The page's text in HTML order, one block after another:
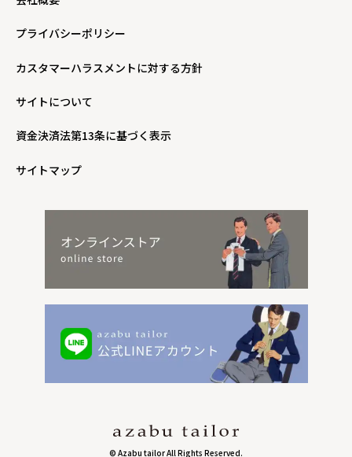
プライバシーポリシー
カスタマーハラスメントに対する方針
サイトについて
資金決済法第13条に基づく表示
サイトマップ
© Azabu tailor All Rights Reserved.